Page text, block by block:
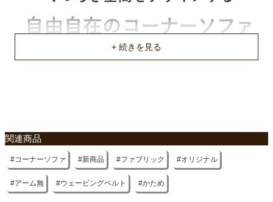
約14kg
約12kg
関連商品
コーナーソファ 新商品 ファブリック オリジナル
アーム無 ウェービングベルト かため